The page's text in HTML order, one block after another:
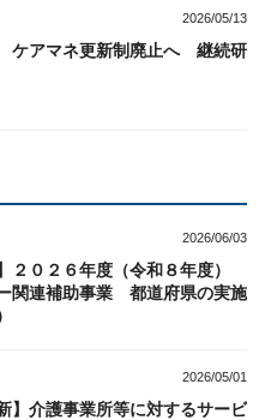
2026/05/13
ケアマネ更新制廃止へ 継続研
2026/06/03
２０２６年度（令和８年度）
関連補助事業 都道府県の実施
2026/05/01
】介護事業所等に対するサービ